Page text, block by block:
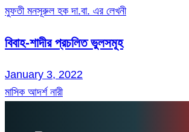
মুফতী মনসূরুল হক দা.বা. এর লেখনী
বিবাহ-শাদীর প্রচলিত ভুলসমূহ
January 3, 2022
মাসিক আদর্শ নারী